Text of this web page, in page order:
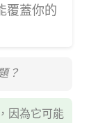
覆蓋你的
？
因為它可能